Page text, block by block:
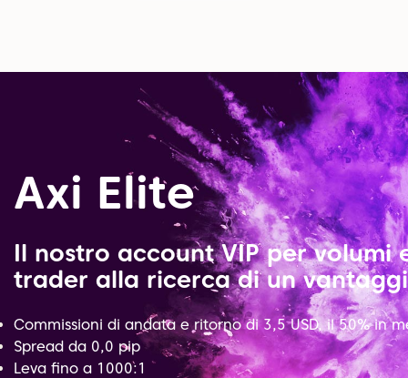
Axi Elite
Il nostro account VIP per volumi
trader alla ricerca di un
Commissioni di andata e ritorno di 3,5 USD, il 50% in
Spread da 0,0 pip
Leva fino a 1000:1